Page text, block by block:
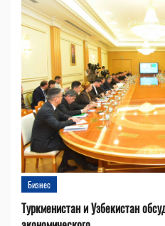
Бизнес
Туркменистан и Узбекистан